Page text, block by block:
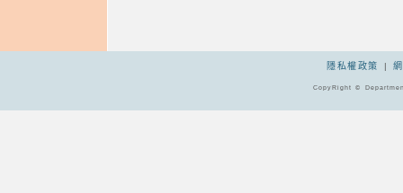
隱私權政策 |
CopyRight ©